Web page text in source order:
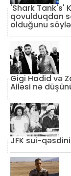
'Shark Tank's'
qovulduqdan
olduğunu
Gigi Hadid və
Ailəsi nə
JFK sui-